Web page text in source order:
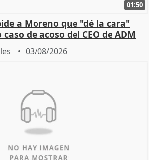
01:50
a Moreno que "dé la cara"
de acoso del CEO de ADM
03/08/2026